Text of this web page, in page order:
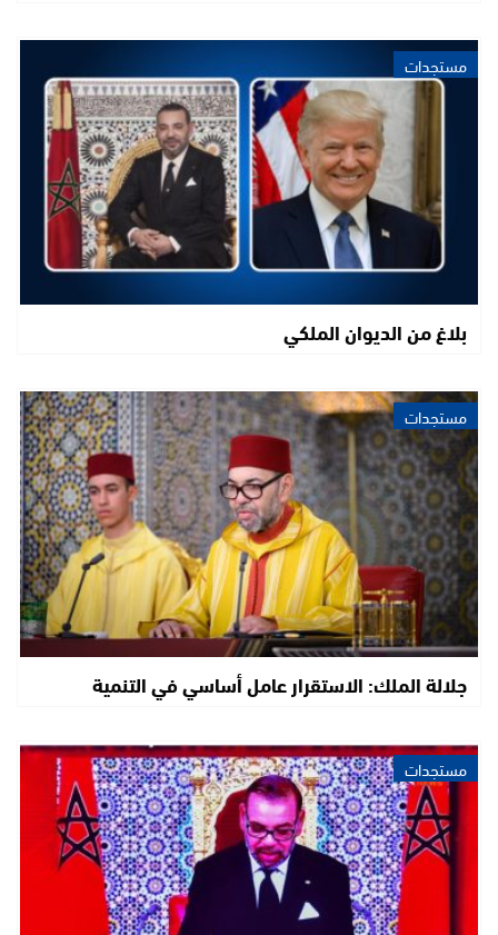
مستجدات
بلاغ من الديوان الملكي
مستجدات
جلالة الملك: الاستقرار عامل أساسي في التنمية
مستجدات